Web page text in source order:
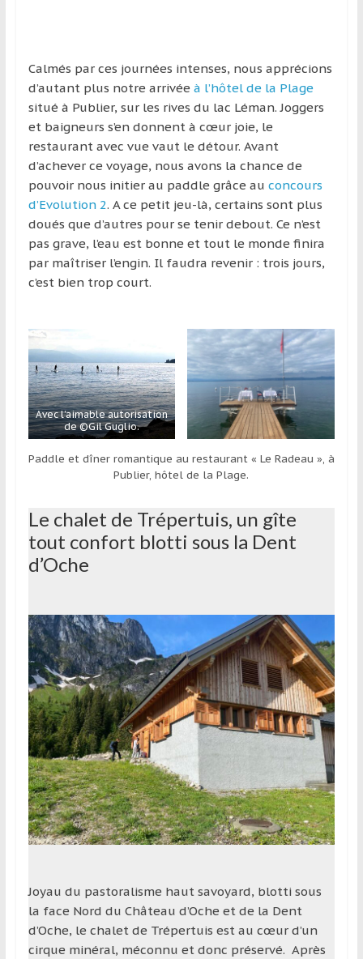
Calmés par ces journées intenses, nous apprécions
d’autant plus notre arrivée à l’hôtel de la Plage
situé à Publier, sur les rives du lac Léman. Joggers
et baigneurs s’en donnent à cœur joie, le
restaurant avec vue vaut le détour. Avant
d’achever ce voyage, nous avons la chance de
pouvoir nous initier au paddle grâce au concours
d’Evolution 2. A ce petit jeu-là, certains sont plus
doués que d’autres pour se tenir debout. Ce n’est
pas grave, l’eau est bonne et tout le monde finira
par maîtriser l’engin. Il faudra revenir : trois jours,
c’est bien trop court.
Avec l’aimable autorisation
de ©Gil Guglio.
Paddle et dîner romantique au restaurant « Le Radeau », à
Publier, hôtel de la Plage.
Le chalet de Trépertuis, un gîte
tout confort blotti sous la Dent
d’Oche
Joyau du pastoralisme haut savoyard, blotti sous
la face Nord du Château d’Oche et de la Dent
d’Oche, le chalet de Trépertuis est au cœur d’un
cirque minéral, méconnu et donc préservé. Après